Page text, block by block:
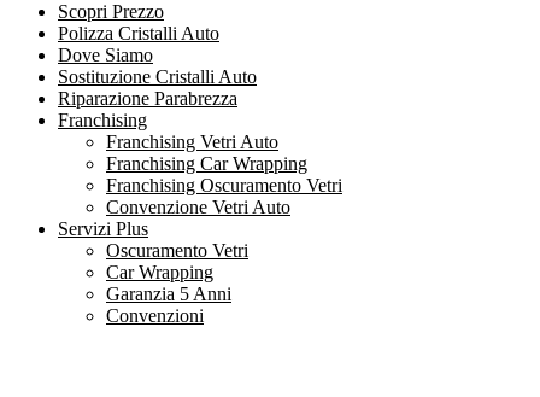
Scopri Prezzo
Polizza Cristalli Auto
Dove Siamo
Sostituzione Cristalli Auto
Riparazione Parabrezza
Franchising
Franchising Vetri Auto
Franchising Car Wrapping
Franchising Oscuramento Vetri
Convenzione Vetri Auto
Servizi Plus
Oscuramento Vetri
Car Wrapping
Garanzia 5 Anni
Convenzioni